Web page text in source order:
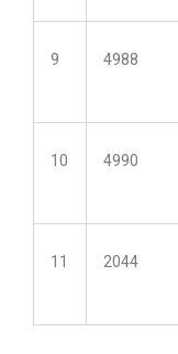
9 4988
10 4990
11 2044